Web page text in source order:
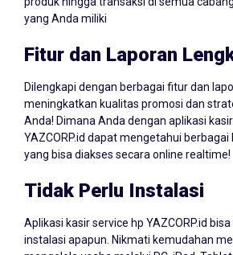
yang Anda miliki
Fitur dan Laporan
meningkatkan kualitas promosi dan
Anda! Dimana Anda dengan aplikasi
YAZCORP.id dapat mengetahui berbagai
yang bisa diakses secara online realtime!
Tidak Perlu Instalasi
instalasi apapun. Nikmati kemudahan
mengelola usaha melalui PC, iPad,